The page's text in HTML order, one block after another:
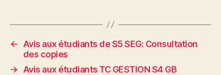
←
Avis aux étudiants de S5 SEG: Consultation
des copies
→
Avis aux étudiants TC GESTION S4 GB